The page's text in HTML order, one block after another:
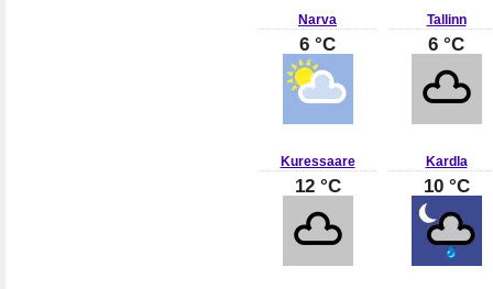
Narva
6 °C
Tallinn
6 °C
Kuressaare
12 °C
Kardla
10 °C